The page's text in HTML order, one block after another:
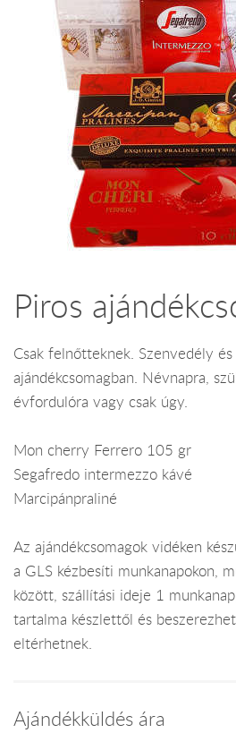
Piros
Csak felnőtteknek. Szenvedély
ajándékcsomagban. Névnapra,
évfordulóra vagy csak úgy.
Mon cherry Ferrero 105 gr
Segafredo intermezzo kávé
Marcipánpraliné
Az ajándékcsomagok vidéken
a GLS kézbesíti munkanapokon,
között, szállítási ideje 1
tartalma készlettől és
eltérhetnek.
Ajándékküldés ára